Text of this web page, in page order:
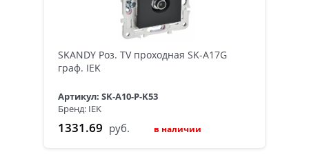
SKANDY Роз. TV проходная SK-A17G
граф. IEK
Артикул: SK-A10-P-K53
Бренд: IEK
1331.69 руб. в наличии